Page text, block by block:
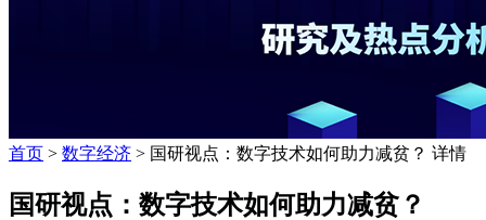
首页 > 数字经济 > 国研视点：数字技术如何助力减贫？ 详情
国研视点：数字技术如何助力减贫？